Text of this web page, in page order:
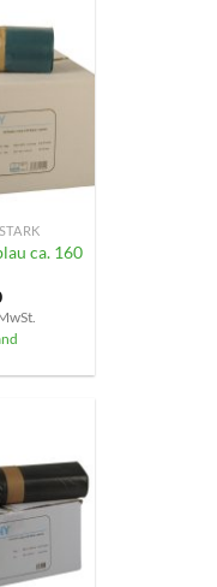
ca. 160